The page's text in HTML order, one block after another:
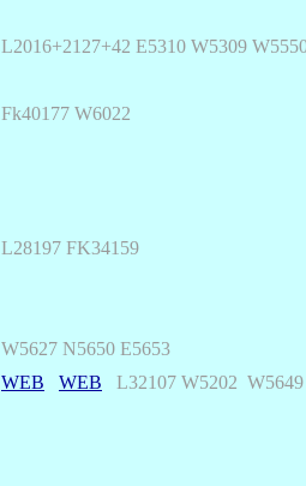
L2016+2127+42 E5310 W5309
Fk40177 W6022
L28197 FK34159
W5627 N5650 E5653
WEB WEB L32107 W5202 W5649